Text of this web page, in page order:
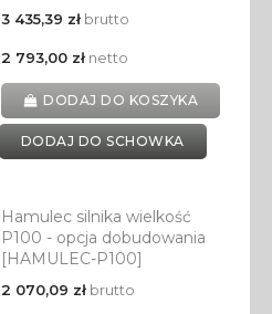
3 435,39 złbrutto
2 793,00 złnetto
DODAJ DO KOSZYKA
DODAJ DO SCHOWKA
Hamulec silnika wielkość
P100 - opcja dobudowania
[HAMULEC-P100]
2 070,09 złbrutto